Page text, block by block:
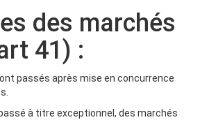
des marchés
41) :
passés après mise en concurrence
à titre exceptionnel, des marchés